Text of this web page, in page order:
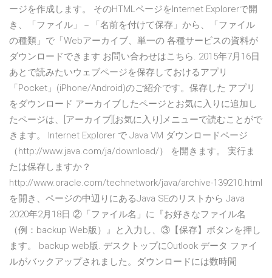
ージを作成します。 そのHTMLページをInternet Explorerで開
き、「ファイル」－「名前を付けて保存」から、「ファイル
の種類」で「Webアーカイブ、単一の 各種サービスの資料が
ダウンロードできます お問い合わせはこちら. 2015年7月16日
あとで読みたいウェブページを保存しておけるアプリ
「Pocket」(iPhone/Android)のご紹介です。保存した アプリ
をダウンロード アーカイブしたページとお気に入りに追加し
たページは、[アーカイブ][お気に入り]メニューで読むことがで
きます。 Internet Explorer で Java VM ダウンロードページ
（http://www.java.com/ja/download/） を開きます。 実行ま
たは保存しますか？
http://www.oracle.com/technetwork/java/archive-139210.html
を開き、ページの中辺りにあるJava SEのリストから Java
2020年2月18日 ②「ファイル名」に『お好きなファイル名
（例：backup Web版）』と入力し、③【保存】ボタンを押し
ます。 backup web版. デスクトップにOutlook データ ファイ
ルがバックアップされました。ダウンロードには数時間